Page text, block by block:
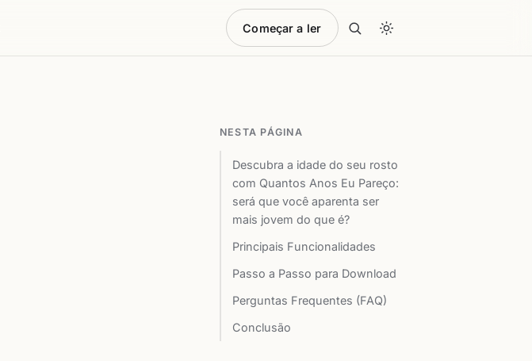
Começar a ler
NESTA PÁGINA
Descubra a idade do seu rosto
com Quantos Anos Eu Pareço:
será que você aparenta ser
mais jovem do que é?
Principais Funcionalidades
Passo a Passo para Download
Perguntas Frequentes (FAQ)
Conclusão